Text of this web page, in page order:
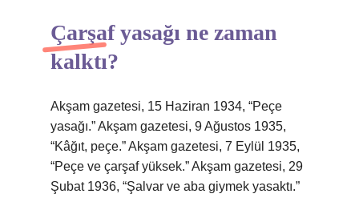
Çarşaf yasağı ne zaman
kalktı?
Akşam gazetesi, 15 Haziran 1934, “Peçe
yasağı.” Akşam gazetesi, 9 Ağustos 1935,
“Kâğıt, peçe.” Akşam gazetesi, 7 Eylül 1935,
“Peçe ve çarşaf yüksek.” Akşam gazetesi, 29
Şubat 1936, “Şalvar ve aba giymek yasaktı.”